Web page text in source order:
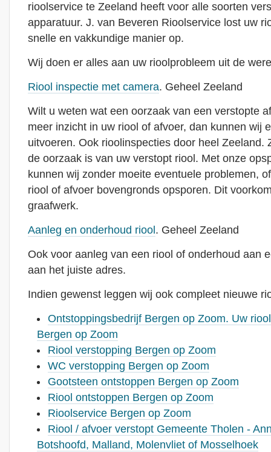
rioolservice te Zeeland heeft voor alle soorten
apparatuur. J. van Beveren Rioolservice lost uw
snelle en vakkundige manier op.
Wij doen er alles aan uw rioolprobleem uit de
Riool inspectie met camera. Geheel Zeeland
Wilt u weten wat een oorzaak van een verstopte
meer inzicht in uw riool of afvoer, dan kunnen wij
uitvoeren. Ook rioolinspecties door heel Zeeland.
de oorzaak is van uw verstopt riool. Met onze
kunnen wij zonder moeite eventuele problemen,
riool of afvoer bovengronds opsporen. Dit
graafwerk.
Aanleg en onderhoud riool . Geheel Zeeland
Ook voor aanleg van een riool of onderhoud aan
aan het juiste adres.
Indien gewenst leggen wij ook compleet nieuwe
Ontstoppingsbedrijf Bergen op Zoom. Uw
Bergen op Zoom
Riool verstopping Bergen op Zoom
WC verstopping Bergen op Zoom
Gootsteen ontstoppen Bergen op Zoom
Riool ontstoppen Bergen op Zoom
Rioolservice Bergen op Zoom
Riool / afvoer verstopt Gemeente Tholen -
Botshoofd, Malland, Molenvliet of Mosselhoek